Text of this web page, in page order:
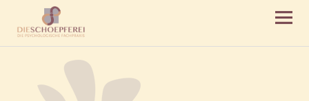
Die Schöpferei – Psychologische
Fachpraxis